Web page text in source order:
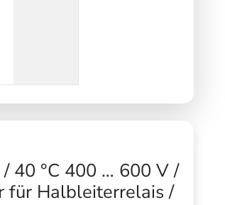
40 °C 400 … 600 V /
für Halbleiterrelais /